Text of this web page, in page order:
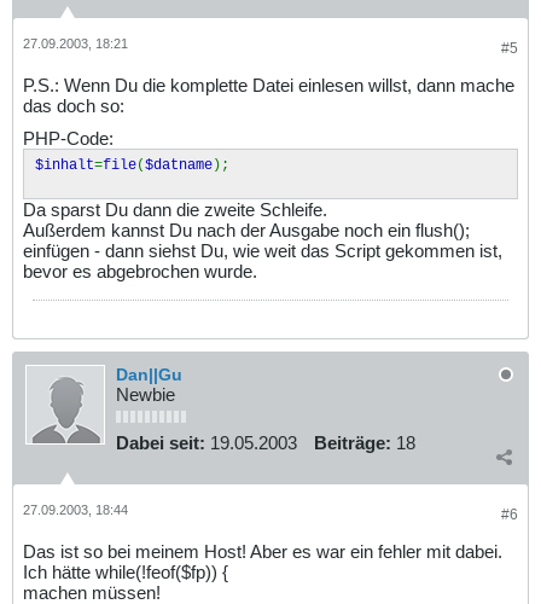
#5
27.09.2003, 18:21
P.S.: Wenn Du die komplette Datei einlesen willst, dann mache
das doch so:
PHP-Code:
$inhalt=file($datname);
Da sparst Du dann die zweite Schleife.
Außerdem kannst Du nach der Ausgabe noch ein flush();
einfügen - dann siehst Du, wie weit das Script gekommen ist,
bevor es abgebrochen wurde.
Dan||Gu
Newbie
Dabei seit: 19.05.2003 Beiträge: 18
#6
27.09.2003, 18:44
Das ist so bei meinem Host! Aber es war ein fehler mit dabei.
Ich hätte while(!feof($fp)) {
machen müssen!